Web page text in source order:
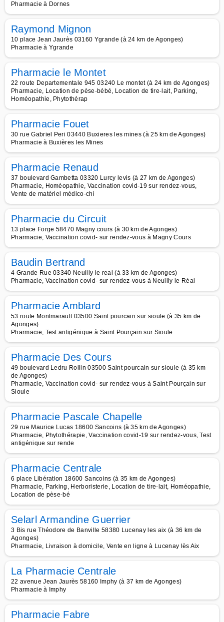
Pharmacie à Dornes
Raymond Mignon
10 place Jean Jaurès 03160 Ygrande (à 24 km de Agonges)
Pharmacie à Ygrande
Pharmacie le Montet
22 route Departementale 945 03240 Le montet (à 24 km de Agonges)
Pharmacie, Location de pèse-bébé, Location de tire-lait, Parking,
Homéopathie, Phytothérap
Pharmacie Fouet
30 rue Gabriel Peri 03440 Buxieres les mines (à 25 km de Agonges)
Pharmacie à Buxières les Mines
Pharmacie Renaud
37 boulevard Gambetta 03320 Lurcy levis (à 27 km de Agonges)
Pharmacie, Homéopathie, Vaccination covid-19 sur rendez-vous,
Vente de matériel médico-chi
Pharmacie du Circuit
13 place Forge 58470 Magny cours (à 30 km de Agonges)
Pharmacie, Vaccination covid- sur rendez-vous à Magny Cours
Baudin Bertrand
4 Grande Rue 03340 Neuilly le real (à 33 km de Agonges)
Pharmacie, Vaccination covid- sur rendez-vous à Neuilly le Réal
Pharmacie Amblard
53 route Montmarault 03500 Saint pourcain sur sioule (à 35 km de
Agonges)
Pharmacie, Test antigénique à Saint Pourçain sur Sioule
Pharmacie Des Cours
49 boulevard Ledru Rollin 03500 Saint pourcain sur sioule (à 35 km
de Agonges)
Pharmacie, Vaccination covid- sur rendez-vous à Saint Pourçain sur
Sioule
Pharmacie Pascale Chapelle
29 rue Maurice Lucas 18600 Sancoins (à 35 km de Agonges)
Pharmacie, Phytothérapie, Vaccination covid-19 sur rendez-vous, Test
antigénique sur rende
Pharmacie Centrale
6 place Libération 18600 Sancoins (à 35 km de Agonges)
Pharmacie, Parking, Herboristerie, Location de tire-lait, Homéopathie,
Location de pèse-bé
Selarl Armandine Guerrier
3 Bis rue Théodore de Banville 58380 Lucenay les aix (à 36 km de
Agonges)
Pharmacie, Livraison à domicile, Vente en ligne à Lucenay lès Aix
La Pharmacie Centrale
22 avenue Jean Jaurès 58160 Imphy (à 37 km de Agonges)
Pharmacie à Imphy
Pharmacie Fabre